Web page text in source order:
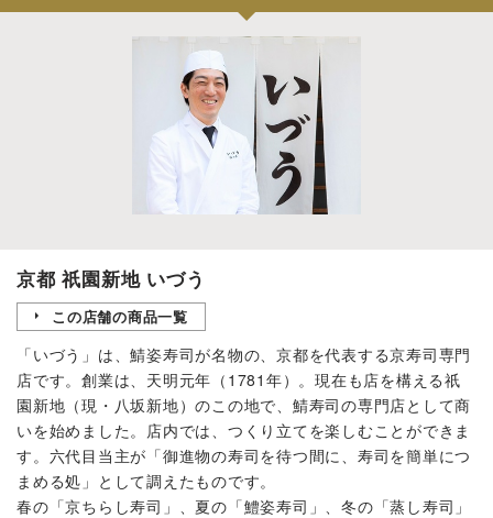
京都 祇園新地 いづう
この店舗の商品一覧
「いづう」は、鯖姿寿司が名物の、京都を代表する京寿司専門
店です。創業は、天明元年（1781年）。現在も店を構える祇
園新地（現・八坂新地）のこの地で、鯖寿司の専門店として商
いを始めました。店内では、つくり立てを楽しむことができま
す。六代目当主が「御進物の寿司を待つ間に、寿司を簡単につ
まめる処」として調えたものです。
春の「京ちらし寿司」、夏の「鱧姿寿司」、冬の「蒸し寿司」